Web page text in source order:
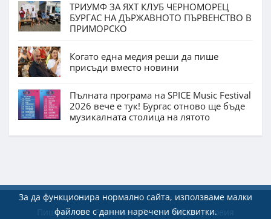
ТРИУМФ ЗА ЯХТ КЛУБ ЧЕРНОМОРЕЦ
БУРГАС НА ДЪРЖАВНОТО ПЪРВЕНСТВО В
ПРИМОРСКО
Когато една медия реши да пише
присъди вместо новини
Пълната програма на SPICE Music Festival
2026 вече е тук! Бургас отново ще бъде
музикалната столица на лятото
За да функционира нормално сайта, използваме малки
файлове с данни наречени бисквитки.
Пишете ни Реклама Екип Общи условия